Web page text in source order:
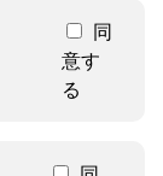
同
意す
る